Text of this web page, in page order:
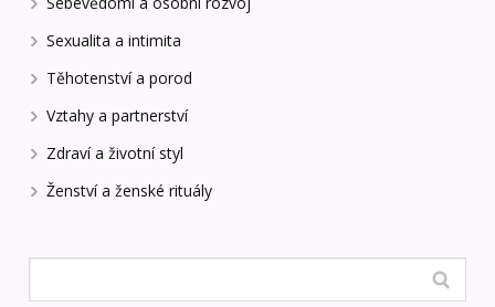
Sexualita a intimita
Těhotenství a porod
Vztahy a partnerství
Zdraví a životní styl
Ženství a ženské rituály